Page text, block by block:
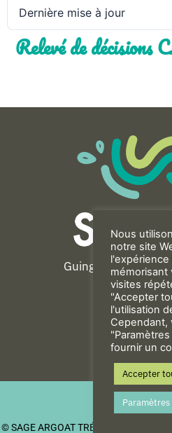
Dernière mise à jour
Relevé de
Mentions
Politique de
© SAGE ARGOAT TRÉGOR GOËLO
|
Guingamp-
11 rue de
22200
02 96 40
Nous
notre site
mémorisant
visites
"Accepter
l'utilisation
Cependant,
fournir un
Accepter